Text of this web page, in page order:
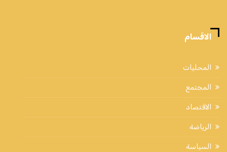
الاقسام
المحليات
المجتمع
الاقتصاد
الرياضة
السياسة